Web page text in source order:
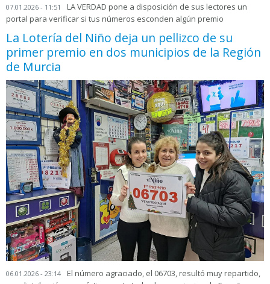
07.01.2026 - 11:51
LA VERDAD pone a disposición de sus lectores un
portal para verificar si tus números esconden algún premio
La Lotería del Niño deja un pellizco de su
primer premio en dos municipios de la Región
de Murcia
06.01.2026 - 23:14
El número agraciado, el 06703, resultó muy repartido,